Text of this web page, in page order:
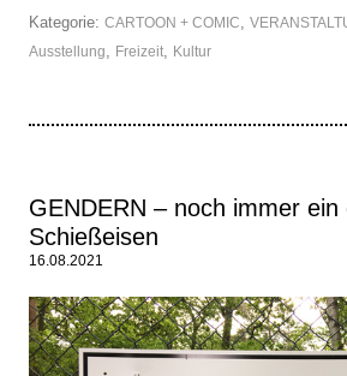
Kategorie: CARTOON + COMIC
Ausstellung Freizeit Kultur
GENDERN – noch immer
Schießeisen
16.08.2021